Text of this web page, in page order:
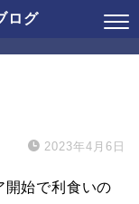
ログ
2023年4月6日
開始で利食いの